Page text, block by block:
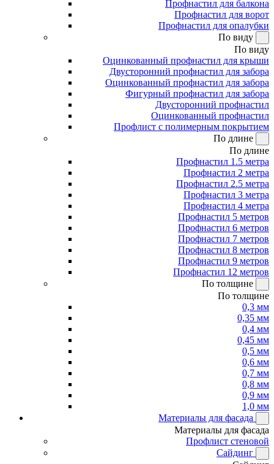
Профнастил для балкона
Профнастил для ворот
Профнастил для опалубки
По виду
По виду
Оцинкованный профнастил для крыши
Двусторонний профнастил для забора
Оцинкованный профнастил для забора
Фигурный профнастил для забора
Двусторонний профнастил
Оцинкованный профнастил
Профлист с полимерным покрытием
По длине
По длине
Профнастил 1.5 метра
Профнастил 2 метра
Профнастил 2.5 метра
Профнастил 3 метра
Профнастил 4 метра
Профнастил 5 метров
Профнастил 6 метров
Профнастил 7 метров
Профнастил 8 метров
Профнастил 9 метров
Профнастил 12 метров
По толщине
По толщине
0,3 мм
0,35 мм
0,4 мм
0,45 мм
0,5 мм
0,6 мм
0,7 мм
0,8 мм
0,9 мм
1,0 мм
Материалы для фасада
Материалы для фасада
Профлист стеновой
Сайдинг